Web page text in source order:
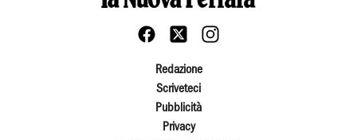
Redazione
Scriveteci
Pubblicità
Privacy